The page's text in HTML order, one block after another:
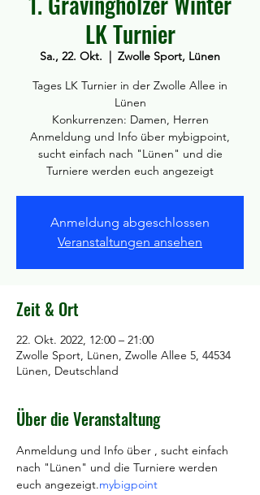
LK Turnier
Sa., 22. Okt.
  |
Zwolle Sport, Lünen
Tages LK Turnier in der Zwolle Allee in
Lünen
Konkurrenzen: Damen, Herren
Anmeldung und Info über mybigpoint,
sucht einfach nach "Lünen" und die
Turniere werden euch angezeigt
Anmeldung abgeschlossen
Veranstaltungen ansehen
Zeit & Ort
22. Okt. 2022, 12:00 – 21:00
Zwolle Sport, Lünen, Zwolle Allee 5, 44534
Lünen, Deutschland
Über die Veranstaltung
Anmeldung und Info über , sucht einfach
nach "Lünen" und die Turniere werden
euch angezeigt.mybigpoint